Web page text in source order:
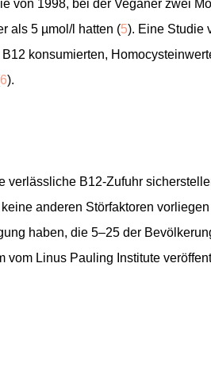
von 1998, bei der Veganer zwei
als 5 µmol/l hatten (5). Eine Studie
konsumierten,
6).
verlässliche B12-Zufuhr
anderen Störfaktoren
haben, die 5–25 der
vom Linus Pauling Institute